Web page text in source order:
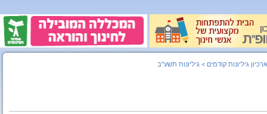
ארכיון גיליונות קודמים > גיליונות תשע"ב